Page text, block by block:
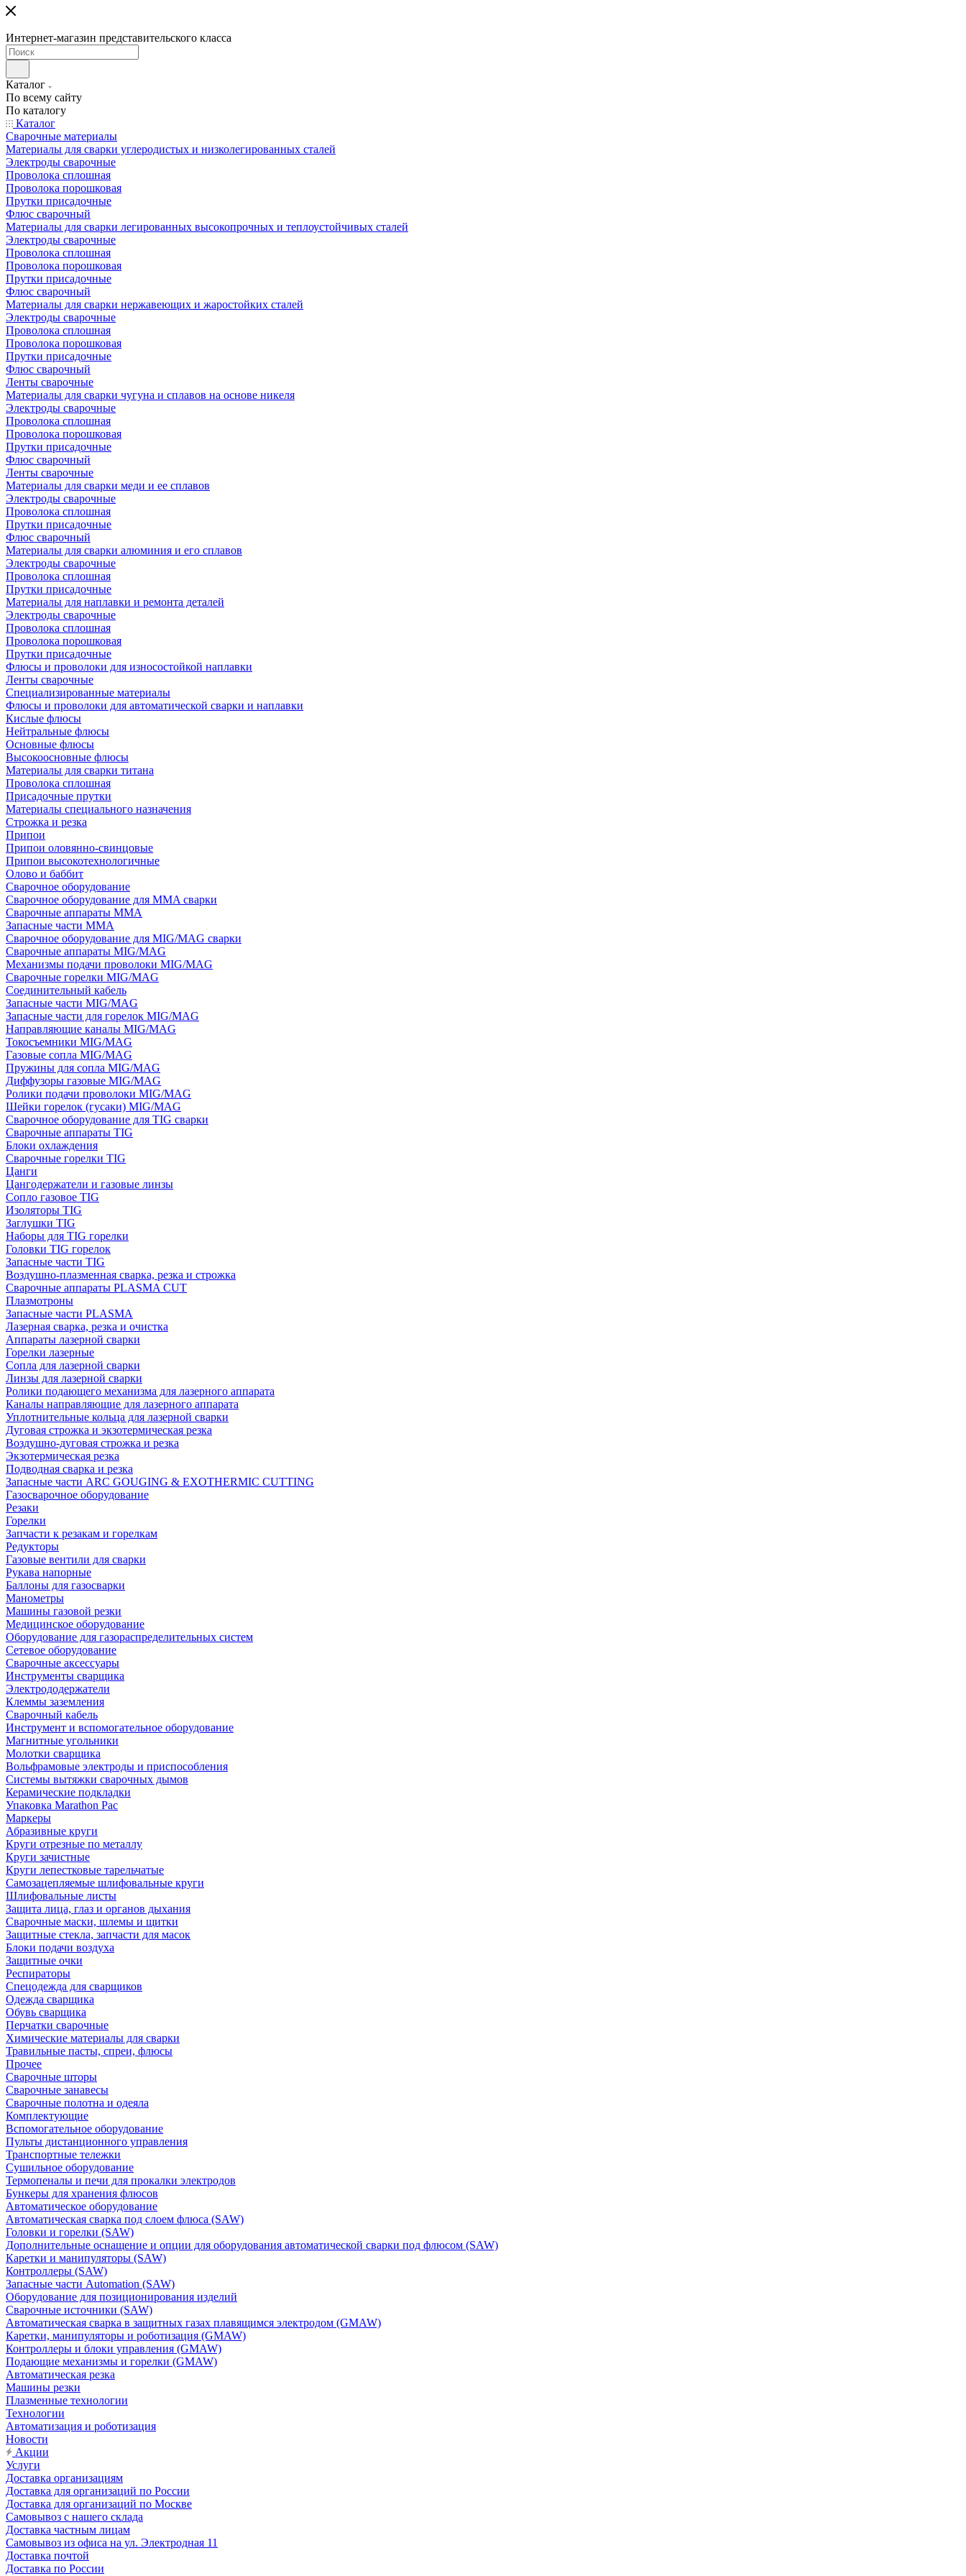
Интернет-магазин представительского класса
Каталог
По всему сайту
По каталогу
Каталог
Сварочные материалы
Материалы для сварки углеродистых и низколегированных сталей
Электроды сварочные
Проволока сплошная
Проволока порошковая
Прутки присадочные
Флюс сварочный
Материалы для сварки легированных высокопрочных и теплоустойчивых сталей
Электроды сварочные
Проволока сплошная
Проволока порошковая
Прутки присадочные
Флюс сварочный
Материалы для сварки нержавеющих и жаростойких сталей
Электроды сварочные
Проволока сплошная
Проволока порошковая
Прутки присадочные
Флюс сварочный
Ленты сварочные
Материалы для сварки чугуна и сплавов на основе никеля
Электроды сварочные
Проволока сплошная
Проволока порошковая
Прутки присадочные
Флюс сварочный
Ленты сварочные
Материалы для сварки меди и ее сплавов
Электроды сварочные
Проволока сплошная
Прутки присадочные
Флюс сварочный
Материалы для сварки алюминия и его сплавов
Электроды сварочные
Проволока сплошная
Прутки присадочные
Материалы для наплавки и ремонта деталей
Электроды сварочные
Проволока сплошная
Проволока порошковая
Прутки присадочные
Флюсы и проволоки для износостойкой наплавки
Ленты сварочные
Специализированные материалы
Флюсы и проволоки для автоматической сварки и наплавки
Кислые флюсы
Нейтральные флюсы
Основные флюсы
Высокоосновные флюсы
Материалы для сварки титана
Проволока сплошная
Присадочные прутки
Материалы специального назначения
Строжка и резка
Припои
Припои оловянно-свинцовые
Припои высокотехнологичные
Олово и баббит
Сварочное оборудование
Сварочное оборудование для MMA сварки
Сварочные аппараты MMA
Запасные части MMA
Сварочное оборудование для MIG/MAG сварки
Сварочные аппараты MIG/MAG
Механизмы подачи проволоки MIG/MAG
Сварочные горелки MIG/MAG
Соединительный кабель
Запасные части MIG/MAG
Запасные части для горелок MIG/MAG
Направляющие каналы MIG/MAG
Токосъемники MIG/MAG
Газовые сопла MIG/MAG
Пружины для сопла MIG/MAG
Диффузоры газовые MIG/MAG
Ролики подачи проволоки MIG/MAG
Шейки горелок (гусаки) MIG/MAG
Сварочное оборудование для TIG сварки
Сварочные аппараты TIG
Блоки охлаждения
Сварочные горелки TIG
Цанги
Цангодержатели и газовые линзы
Сопло газовое TIG
Изоляторы TIG
Заглушки TIG
Наборы для TIG горелки
Головки TIG горелок
Запасные части TIG
Воздушно-плазменная сварка, резка и строжка
Сварочные аппараты PLASMA CUT
Плазмотроны
Запасные части PLASMA
Лазерная сварка, резка и очистка
Аппараты лазерной сварки
Горелки лазерные
Сопла для лазерной сварки
Линзы для лазерной сварки
Ролики подающего механизма для лазерного аппарата
Каналы направляющие для лазерного аппарата
Уплотнительные кольца для лазерной сварки
Дуговая строжка и экзотермическая резка
Воздушно-дуговая строжка и резка
Экзотермическая резка
Подводная сварка и резка
Запасные части ARC GOUGING & EXOTHERMIC CUTTING
Газосварочное оборудование
Резаки
Горелки
Запчасти к резакам и горелкам
Редукторы
Газовые вентили для сварки
Рукава напорные
Баллоны для газосварки
Манометры
Машины газовой резки
Медицинское оборудование
Оборудование для газораспределительных систем
Сетевое оборудование
Сварочные аксессуары
Инструменты сварщика
Электрододержатели
Клеммы заземления
Сварочный кабель
Инструмент и вспомогательное оборудование
Магнитные угольники
Молотки сварщика
Вольфрамовые электроды и приспособления
Системы вытяжки сварочных дымов
Керамические подкладки
Упаковка Marathon Pac
Маркеры
Абразивные круги
Круги отрезные по металлу
Круги зачистные
Круги лепестковые тарельчатые
Самозацепляемые шлифовальные круги
Шлифовальные листы
Защита лица, глаз и органов дыхания
Сварочные маски, шлемы и щитки
Защитные стекла, запчасти для масок
Блоки подачи воздуха
Защитные очки
Респираторы
Спецодежда для сварщиков
Одежда сварщика
Обувь сварщика
Перчатки сварочные
Химические материалы для сварки
Травильные пасты, спреи, флюсы
Прочее
Сварочные шторы
Сварочные занавесы
Сварочные полотна и одеяла
Комплектующие
Вспомогательное оборудование
Пульты дистанционного управления
Транспортные тележки
Сушильное оборудование
Термопеналы и печи для прокалки электродов
Бункеры для хранения флюсов
Автоматическое оборудование
Автоматическая сварка под слоем флюса (SAW)
Головки и горелки (SAW)
Дополнительные оснащение и опции для оборудования автоматической сварки под флюсом (SAW)
Каретки и манипуляторы (SAW)
Контроллеры (SAW)
Запасные части Automation (SAW)
Оборудование для позиционирования изделий
Сварочные источники (SAW)
Автоматическая сварка в защитных газах плавящимся электродом (GMAW)
Каретки, манипуляторы и роботизация (GMAW)
Контроллеры и блоки управления (GMAW)
Подающие механизмы и горелки (GMAW)
Автоматическая резка
Машины резки
Плазменные технологии
Технологии
Автоматизация и роботизация
Новости
Акции
Услуги
Доставка организациям
Доставка для организаций по России
Доставка для организаций по Москве
Самовывоз с нашего склада
Доставка частным лицам
Самовывоз из офиса на ул. Электродная 11
Доставка почтой
Доставка по России